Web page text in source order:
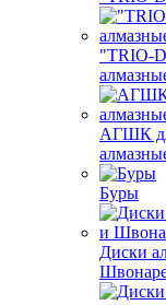
"TRIO-
АГШК
Буры
Диски